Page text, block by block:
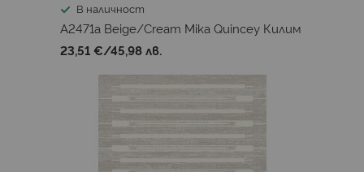
В наличност
A2471a Beige/Cream Mika Quincey Килим
23,51 €/45,98 лв.